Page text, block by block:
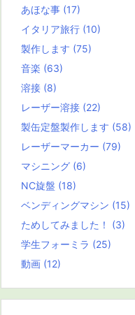
あほな事 (17)
イタリア旅行 (10)
製作します (75)
音楽 (63)
溶接 (8)
レーザー溶接 (22)
製缶定盤製作します (58)
レーザーマーカー (79)
マシニング (6)
NC旋盤 (18)
ベンディングマシン (15)
ためしてみました！ (3)
学生フォーミラ (25)
動画 (12)